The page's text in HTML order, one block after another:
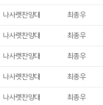
나사렛찬양대 최종우
나사렛찬양대 최종우
나사렛찬양대 최종우
나사렛찬양대 최종우
나사렛찬양대 최종우